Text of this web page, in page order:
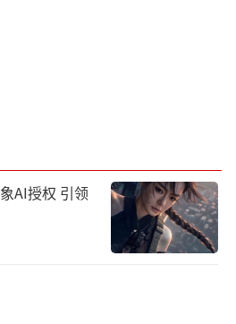
名裂；聂曦光母亲姜云也
。
AI授权 引领